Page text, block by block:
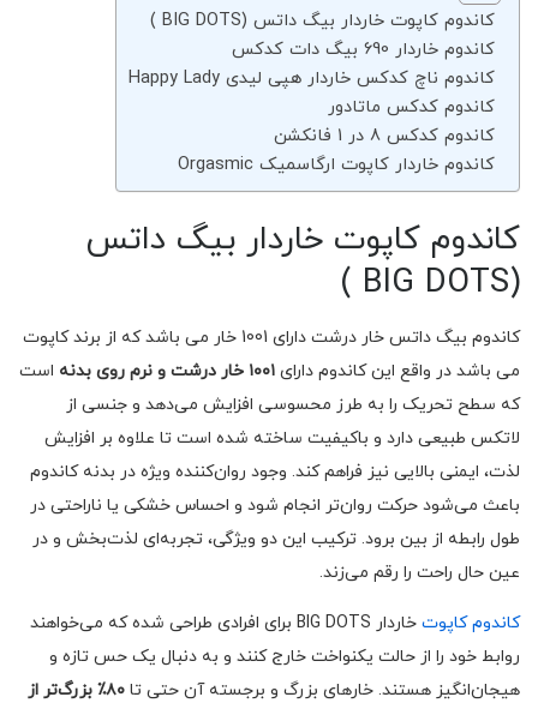
کاندوم کاپوت خاردار بیگ داتس (BIG DOTS )
کاندوم خاردار 690 بیگ دات کدکس
کاندوم ناچ کدکس خاردار هپی لیدی Happy Lady
کاندوم کدکس ماتادور
کاندوم کدکس 8 در 1 فانکشن
کاندوم خاردار کاپوت ارگاسمیک Orgasmic
کاندوم کاپوت خاردار بیگ داتس
(BIG DOTS )
کاندوم بیگ داتس خار درشت دارای 1001 خار می باشد که از برند کاپوت
می باشد در واقع این کاندوم دارای ۱۰۰۱ خار درشت و نرم روی بدنه
است
که سطح تحریک را به طرز محسوسی افزایش می‌دهد و جنسی از
لاتکس طبیعی دارد و باکیفیت ساخته شده است تا علاوه بر افزایش
لذت، ایمنی بالایی نیز فراهم کند. وجود روان‌کننده ویژه در بدنه کاندوم
باعث می‌شود حرکت روان‌تر انجام شود و احساس خشکی یا ناراحتی در
طول رابطه از بین برود. ترکیب این دو ویژگی، تجربه‌ای لذت‌بخش و در
عین حال راحت را رقم می‌زند.
کاندوم کاپوت
خاردار BIG DOTS برای افرادی طراحی شده که می‌خواهند
روابط خود را از حالت یکنواخت خارج کنند و به دنبال یک حس تازه و
هیجان‌انگیز هستند. خارهای بزرگ و برجسته آن حتی تا
۸۰٪ بزرگ‌تر از